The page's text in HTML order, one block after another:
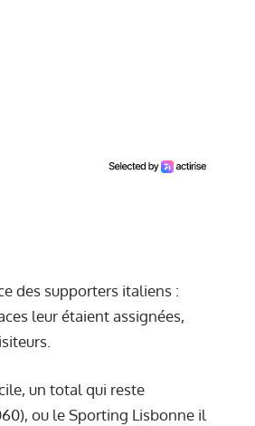
des supporters italiens :
leur étaient assignées,
un total qui reste
ou le Sporting Lisbonne il